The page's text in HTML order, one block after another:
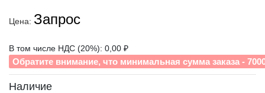
Цена: Запрос
В том числе НДС (20%): 0,00 ₽
Обратите внимание, что минимальная сумма заказа -
Наличие